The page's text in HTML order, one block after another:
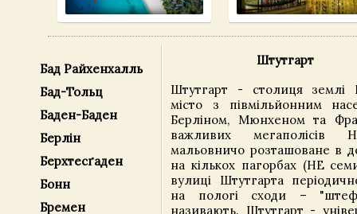
Бад Райхенхалль
Бад-Тольц
Баден-Баден
Берлін
Берхтесґаден
Бонн
Бремен
Штутгарт
Штутгарт - столиця землі
місто з півмільйонним
Берліном, Мюнхеном та
важливих мегаполісів
мальовничо розташоване в
на кількох пагорбах (НЕ
вулиці Штутгарта
на пологі сходи –
називають. Штутгарт -